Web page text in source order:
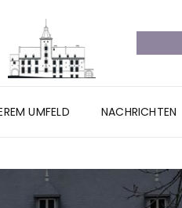
UMFELD NACHRICHTEN